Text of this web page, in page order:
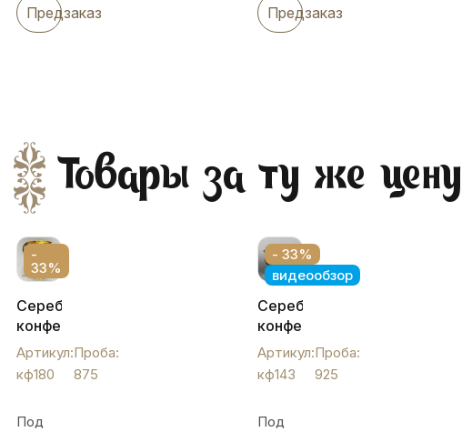
Предзаказ Предзаказ
Товары за ту же цену
-
33%
Серебряная
конфетница
на
ножке
"Финифть",
Артикул:
кф180
Проба:
875
Под
- 33%
видеообзор
Серебряная
конфетница
«Косичка»,
кф143
Артикул:
кф143
Проба:
925
Под